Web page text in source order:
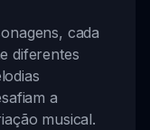
cada
diferentes
a
musical.